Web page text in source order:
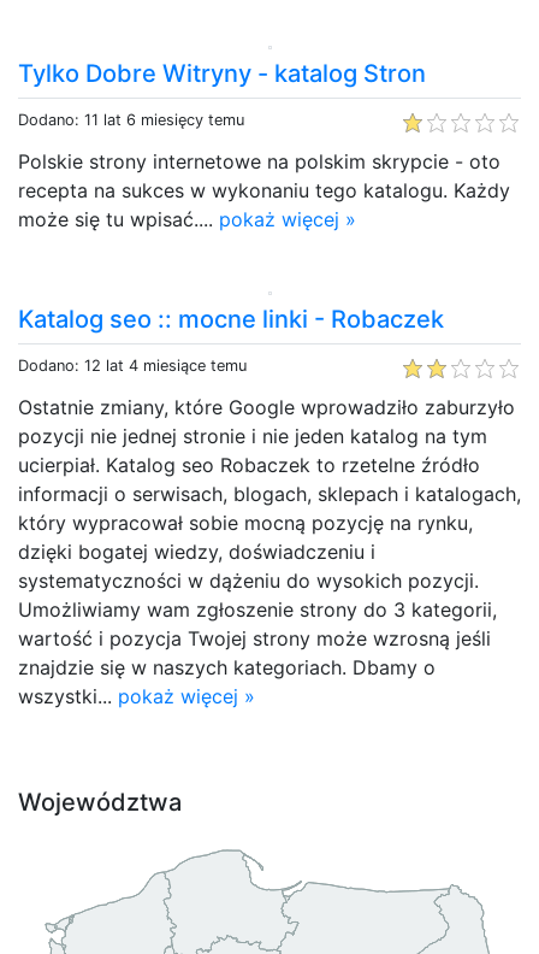
Tylko Dobre Witryny - katalog Stron
Dodano: 11 lat 6 miesięcy temu
Polskie strony internetowe na polskim skrypcie - oto
recepta na sukces w wykonaniu tego katalogu. Każdy
może się tu wpisać.... pokaż więcej »
Katalog seo :: mocne linki - Robaczek
Dodano: 12 lat 4 miesiące temu
Ostatnie zmiany, które Google wprowadziło zaburzyło
pozycji nie jednej stronie i nie jeden katalog na tym
ucierpiał. Katalog seo Robaczek to rzetelne źródło
informacji o serwisach, blogach, sklepach i katalogach,
który wypracował sobie mocną pozycję na rynku,
dzięki bogatej wiedzy, doświadczeniu i
systematyczności w dążeniu do wysokich pozycji.
Umożliwiamy wam zgłoszenie strony do 3 kategorii,
wartość i pozycja Twojej strony może wzrosną jeśli
znajdzie się w naszych kategoriach. Dbamy o
wszystki... pokaż więcej »
Województwa